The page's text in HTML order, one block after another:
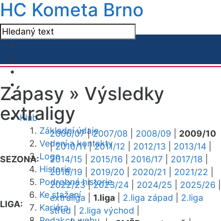
HC Kometa Brno
Klub
Základní údaje
Vedení a kontakty
Logo
Historie
Podrobná historie
Ke stažení
Kariéra
Zápasy » Výsledky
extraligy
SEZONA:
2006/07|2007/08 2008/09
2009/10
|2010/11|2011/12 2012/13 2013/14
2014/15
2015/16 2016/17 2017/18
2018/19
2019/20 2020/21 2021/22
2022/23|2023/24 2024/25 2025/26
LIGA:
extraliga 1.liga 2.liga západ
2.liga
střed
2.liga východ